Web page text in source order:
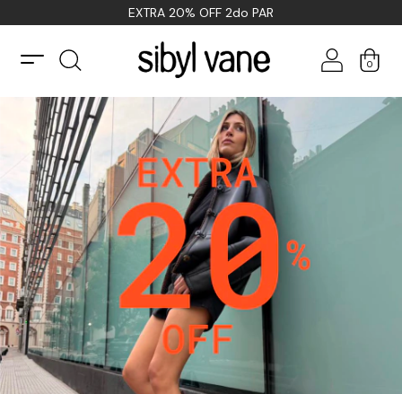
EXTRA 20% OFF 2do PAR
0